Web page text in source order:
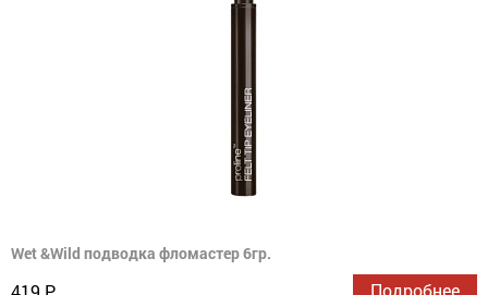
Wet &Wild подводка фломастер 6гр.